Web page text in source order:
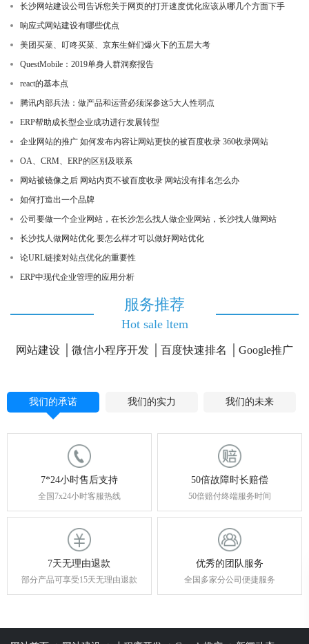
长沙网站建设公司告诉您关于网页的打开速度优化应该从哪几个方面下手
响应式网站建设有哪些优点
美团买菜、叮咚买菜、京东生鲜们爆火下的五层大考
QuestMobile：2019单身人群洞察报告
react的基本点
腾讯内部兵法：做产品和运营必须深参这5大人性弱点
ERP帮助成长型企业成功进行发展转型
企业网站的推广 如何发布内容让网站更快的被百度收录 360收录网站
OA、CRM、ERP的区别及联系
网站被镜像之后 网站内页不被百度收录 网站没有排名怎么办
如何打造出一个品牌
公司要做一个企业网站，在长沙怎么找人做企业网站，长沙找人做网站
长沙找人做网站优化 要怎么样才可以做好网站优化
论URL链接对站点优化的重要性
ERP中现代企业管理的应用分析
服务推荐
Hot sale ltem
网站建设 微信小程序开发 百度快速排名 Google推广
我们的承诺 我们的实力 我们的未来
7*24小时售后支持
全国7x24小时客服热线
50倍故障时长赔偿
50倍赔付终端服务时间
7天无理由退款
部分产品可享受15天无理由退款
优秀的团队服务
全国多家分公司便捷服务